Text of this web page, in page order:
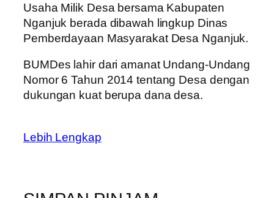
Usaha Milik Desa bersama Kabupaten
Nganjuk berada dibawah lingkup Dinas
Pemberdayaan Masyarakat Desa Nganjuk.
BUMDes lahir dari amanat Undang-Undang
Nomor 6 Tahun 2014 tentang Desa dengan
dukungan kuat berupa dana desa.
Lebih Lengkap